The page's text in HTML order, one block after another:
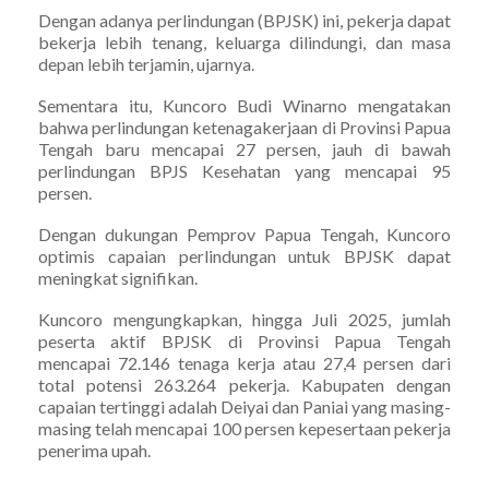
Dengan adanya perlindungan (BPJSK) ini, pekerja dapat
bekerja lebih tenang, keluarga dilindungi, dan masa
depan lebih terjamin, ujarnya.
Sementara itu, Kuncoro Budi Winarno mengatakan
bahwa perlindungan ketenagakerjaan di Provinsi Papua
Tengah baru mencapai 27 persen, jauh di bawah
perlindungan BPJS Kesehatan yang mencapai 95
persen.
Dengan dukungan Pemprov Papua Tengah, Kuncoro
optimis capaian perlindungan untuk BPJSK dapat
meningkat signifikan.
Kuncoro mengungkapkan, hingga Juli 2025, jumlah
peserta aktif BPJSK di Provinsi Papua Tengah
mencapai 72.146 tenaga kerja atau 27,4 persen dari
total potensi 263.264 pekerja. Kabupaten dengan
capaian tertinggi adalah Deiyai dan Paniai yang masing-
masing telah mencapai 100 persen kepesertaan pekerja
penerima upah.